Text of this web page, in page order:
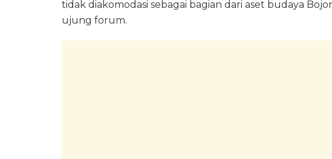
tidak diakomodasi sebagai bagian dari aset budaya
ujung forum.